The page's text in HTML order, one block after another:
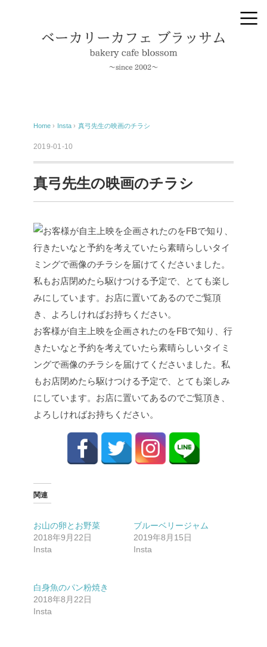
Home › Insta › 真弓先生の映画のチラシ
2019-01-10
真弓先生の映画のチラシ
お客様が自主上映を企画されたのをFBで知り、行
きたいなと予約を考えていたら素晴らしいタイミ
ングで画像のチラシを届けてくださいました。私
もお店閉めたら駆けつける予定で、とても楽しみ
にしています。お店に置いてあるのでご覧頂き、
よろしければお持ちください。
関連
お山の卵とお野菜
2018年9月22日
Insta
ブルーベリージャム
2019年8月15日
Insta
白身魚のパン粉焼き
2018年8月22日
Insta